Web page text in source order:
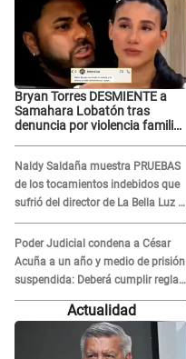
Bryan Torres DESMIENTE a
Samahara Lobatón tras
denuncia por violencia familiar
hijos, pero..."
Naldy Saldaña muestra PRUEBAS
de los tocamientos indebidos que
sufrió del director de La Bella Luz y
SE QUIEBRA: "Estaba asustada"
Poder Judicial condena a César
Acuña a un año y medio de prisión
suspendida: Deberá cumplir reglas
de conducta
Actualidad